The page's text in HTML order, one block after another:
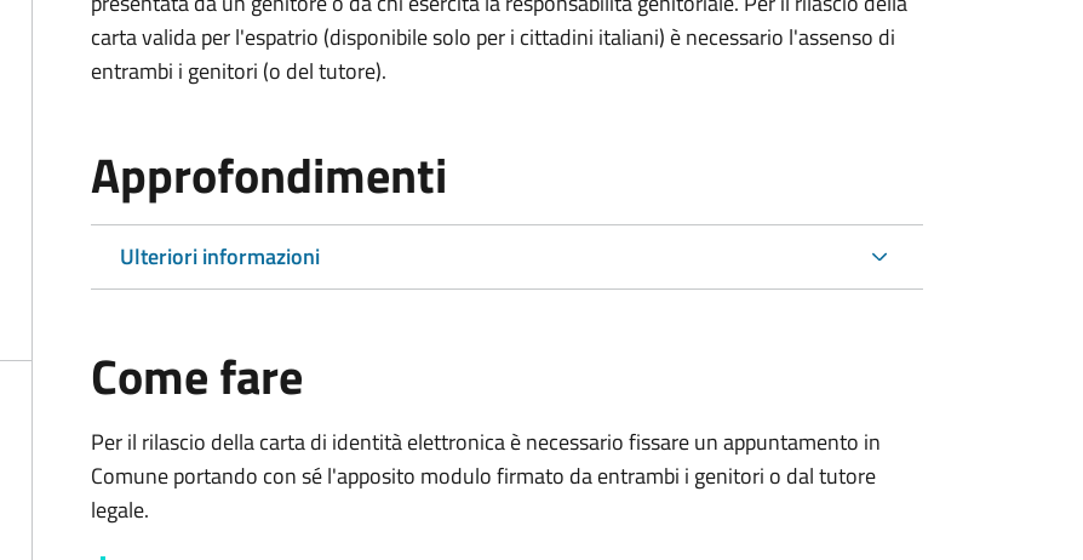
carta valida per l'espatrio (disponibile solo per i cittadini italiani) è necessario l'assenso di
entrambi i genitori (o del tutore).
Approfondimenti
Ulteriori informazioni
Come fare
Per il rilascio della carta di identità elettronica è necessario fissare un appuntamento in
Comune portando con sé l'apposito modulo firmato da entrambi i genitori o dal tutore
legale.